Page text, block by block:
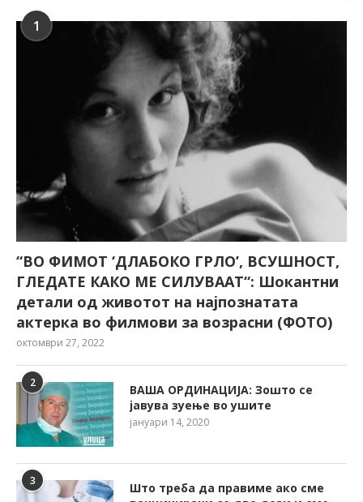
1
“ВО ФИМОТ ‘ДЛАБОКО ГРЛО’, ВСУШНОСТ,
ГЛЕДАТЕ КАКО МЕ СИЛУВААТ“: Шокантни
детали од животот на најпознатата
актерка во филмови за возрасни (ФОТО)
октомври 27, 2022
2
ВАША ОРДИНАЦИЈА: Зошто се
јавува зуење во ушите
јануари 14, 2020
3
Што треба да правиме ако сме